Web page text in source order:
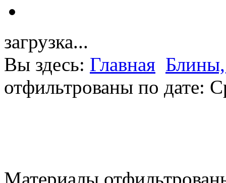
загрузка...
Вы здесь: Главная
отфильтрованы по дате: